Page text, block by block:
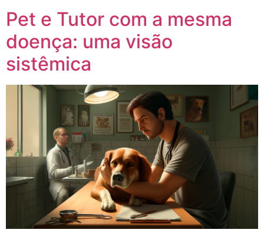
Pet e Tutor com a mesma
doença: uma visão
sistêmica